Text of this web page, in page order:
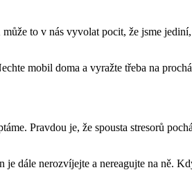
to v nás vyvolat pocit, že jsme
mobil doma a vyražte třeba na
Pravdou je, že spousta stresorů
dále nerozvíjejte a nereagujte na ně.